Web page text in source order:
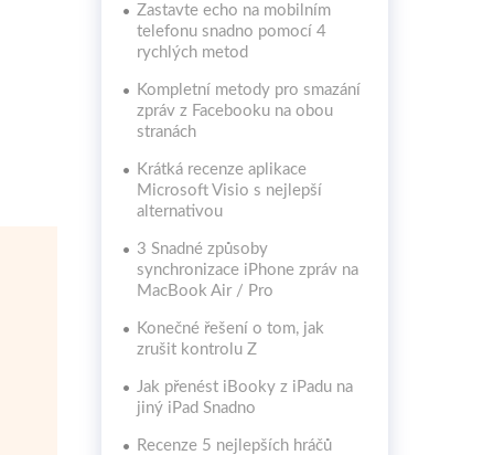
Zastavte echo na mobilním
telefonu snadno pomocí 4
rychlých metod
Kompletní metody pro smazání
zpráv z Facebooku na obou
stranách
Krátká recenze aplikace
Microsoft Visio s nejlepší
alternativou
3 Snadné způsoby
synchronizace iPhone zpráv na
MacBook Air / Pro
Konečné řešení o tom, jak
zrušit kontrolu Z
Jak přenést iBooky z iPadu na
jiný iPad Snadno
Recenze 5 nejlepších hráčů